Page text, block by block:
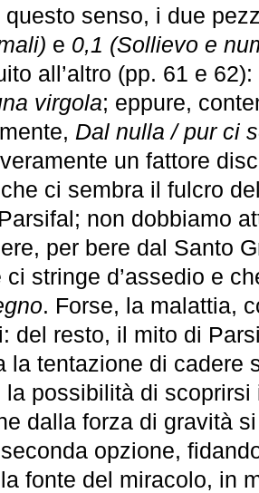
questo senso, i due
e 0,1 (Sollievo e
all’altro (pp. 61 e
virgola; eppure,
Dal nulla / pur ci
veramente un fattore
ci sembra il fulcro
non dobbiamo
per bere dal Santo
ci stringe d’assedio e
. Forse, la malattia,
del resto, il mito di
la tentazione di cadere
la possibilità di
dalla forza di gravità
opzione,
fonte del miracolo, in